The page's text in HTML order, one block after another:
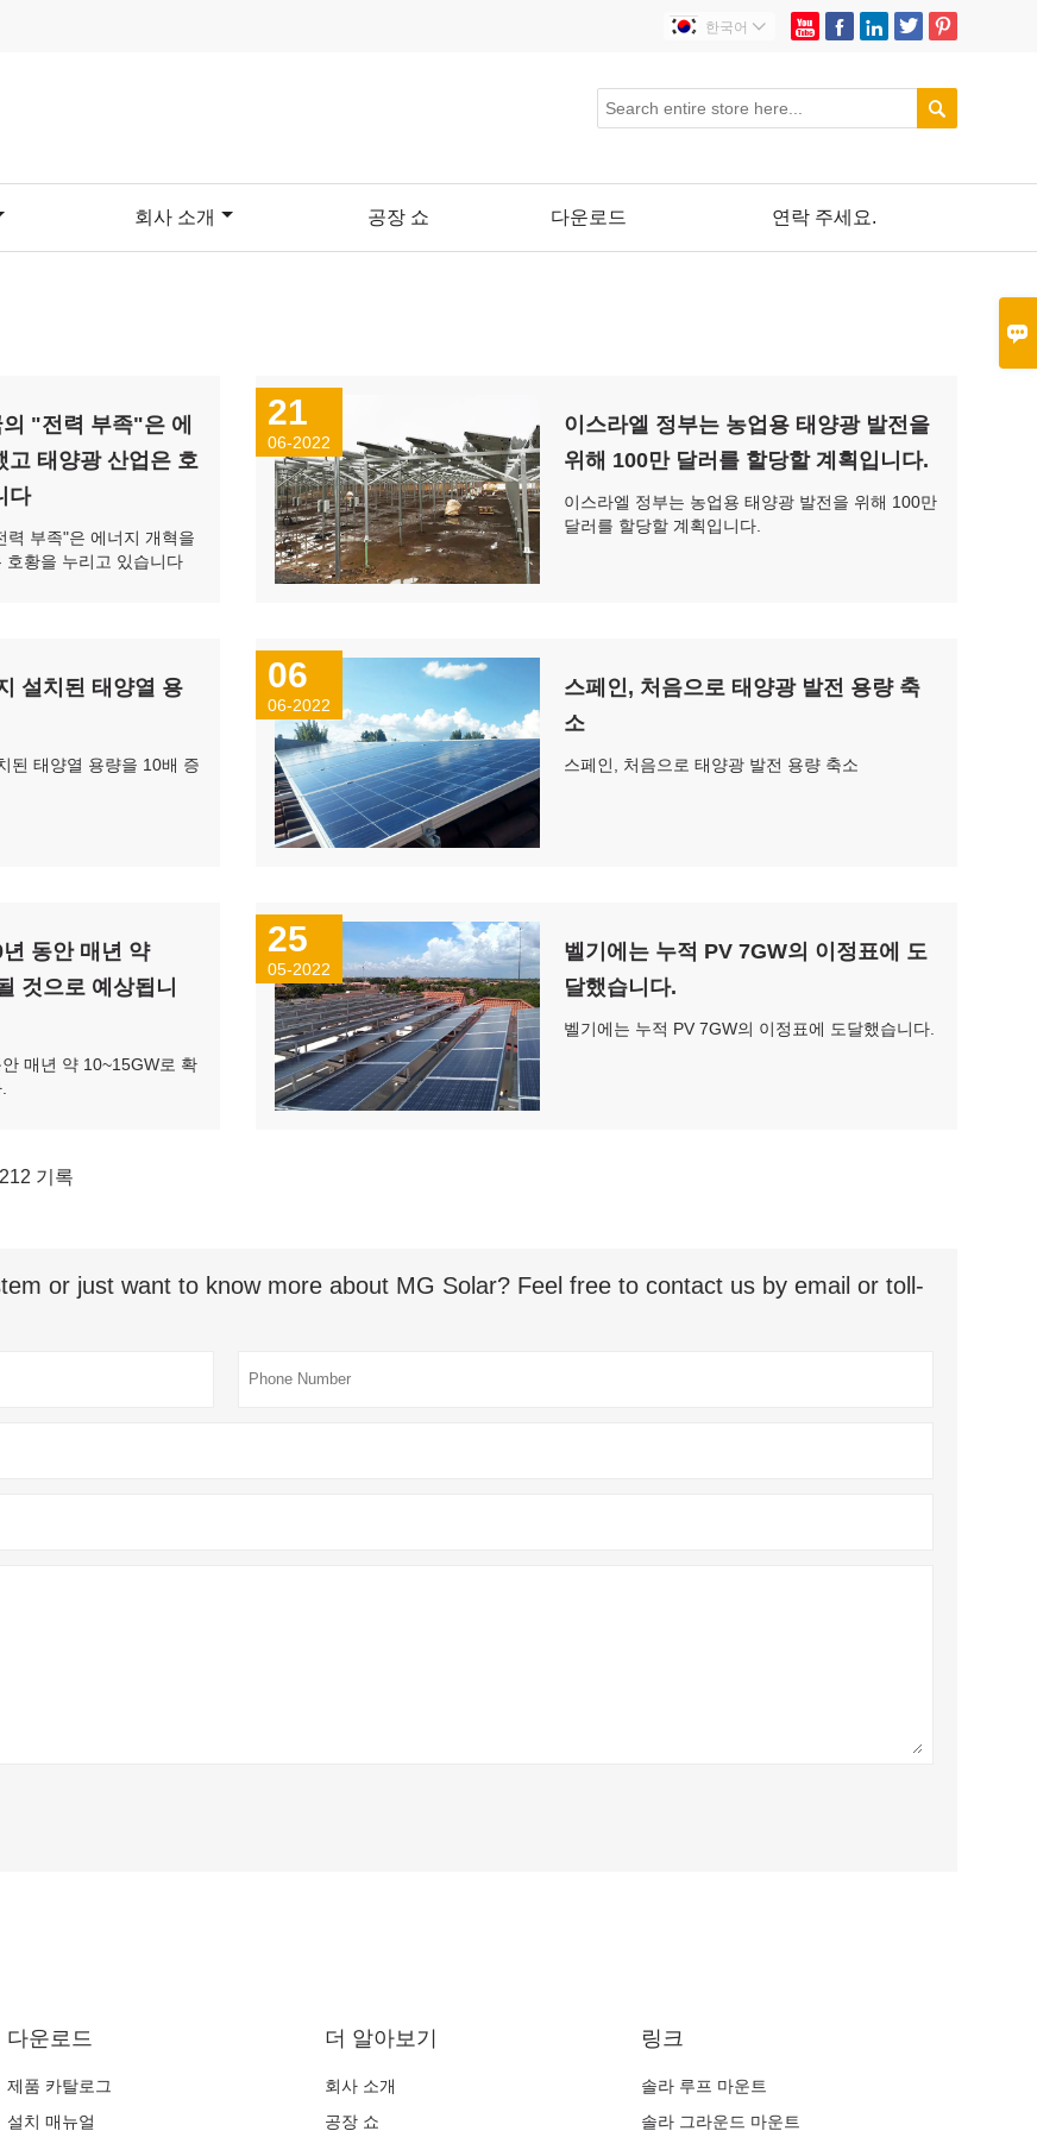

    
한국어 

회사 소개 공장 쇼 다운로드 연락 주세요.
"전력 부족"은 에
고 태양광 산업은 호
다
력 부족"은 에너지 개혁을
호황을 누리고 있습니다
이스라엘 정부는 농업용 태양광 발전을
위해 100만 달러를 할당할 계획입니다.
이스라엘 정부는 농업용 태양광 발전을 위해 100만
달러를 할당할 계획입니다.
21
06-2022
설치된 태양열 용
된 태양열 용량을 10배 증
스페인, 처음으로 태양광 발전 용량 축
소
스페인, 처음으로 태양광 발전 용량 축소
06
06-2022
동안 매년 약
것으로 예상됩니
매년 약 10~15GW로 확
벨기에는 누적 PV 7GW의 이정표에 도
달했습니다.
벨기에는 누적 PV 7GW의 이정표에 도달했습니다.
25
05-2022
기록
or just want to know more about MG Solar? Feel free to contact us by email or toll-
다운로드
제품 카탈로그
설치 매뉴얼
더 알아보기
회사 소개
공장 쇼
링크
솔라 루프 마운트
솔라 그라운드 마운트